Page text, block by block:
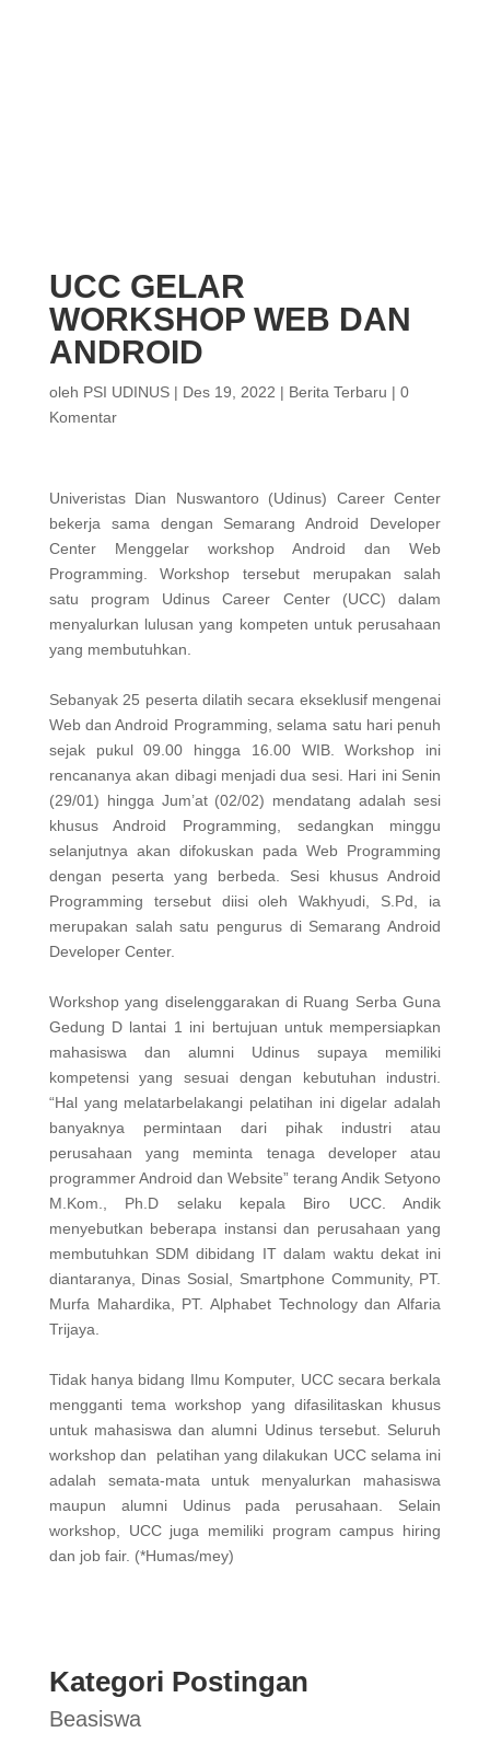
UCC GELAR
WORKSHOP WEB DAN
ANDROID
oleh PSI UDINUS| Des 19, 2022 | Berita Terbaru | 0
Komentar
Univeristas Dian Nuswantoro (Udinus) Career Center
bekerja sama dengan Semarang Android Developer
Center Menggelar workshop Android dan Web
Programming. Workshop tersebut merupakan salah
satu program Udinus Career Center (UCC) dalam
menyalurkan lulusan yang kompeten untuk perusahaan
yang membutuhkan.
Sebanyak 25 peserta dilatih secara ekseklusif mengenai
Web dan Android Programming, selama satu hari penuh
sejak pukul 09.00 hingga 16.00 WIB. Workshop ini
rencananya akan dibagi menjadi dua sesi. Hari ini Senin
(29/01) hingga Jum’at (02/02) mendatang adalah sesi
khusus Android Programming, sedangkan minggu
selanjutnya akan difokuskan pada Web Programming
dengan peserta yang berbeda. Sesi khusus Android
Programming tersebut diisi oleh Wakhyudi, S.Pd, ia
merupakan salah satu pengurus di Semarang Android
Developer Center.
Workshop yang diselenggarakan di Ruang Serba Guna
Gedung D lantai 1 ini bertujuan untuk mempersiapkan
mahasiswa dan alumni Udinus supaya memiliki
kompetensi yang sesuai dengan kebutuhan industri.
“Hal yang melatarbelakangi pelatihan ini digelar adalah
banyaknya permintaan dari pihak industri atau
perusahaan yang meminta tenaga developer atau
programmer Android dan Website” terang Andik Setyono
M.Kom., Ph.D selaku kepala Biro UCC. Andik
menyebutkan beberapa instansi dan perusahaan yang
membutuhkan SDM dibidang IT dalam waktu dekat ini
diantaranya, Dinas Sosial, Smartphone Community, PT.
Murfa Mahardika, PT. Alphabet Technology dan Alfaria
Trijaya.
Tidak hanya bidang Ilmu Komputer, UCC secara berkala
mengganti tema workshop yang difasilitaskan khusus
untuk mahasiswa dan alumni Udinus tersebut. Seluruh
workshop dan pelatihan yang dilakukan UCC selama ini
adalah semata-mata untuk menyalurkan mahasiswa
maupun alumni Udinus pada perusahaan. Selain
workshop, UCC juga memiliki program campus hiring
dan job fair. (*Humas/mey)
Kategori Postingan
Beasiswa